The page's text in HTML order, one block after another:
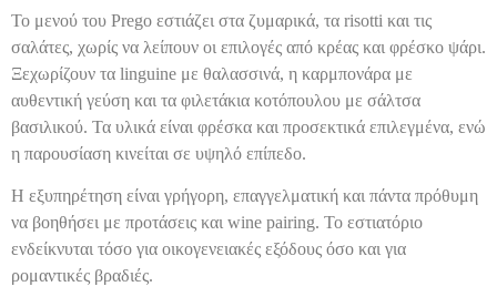
Το μενού του Prego εστιάζει στα ζυμαρικά, τα risotti και τις
σαλάτες, χωρίς να λείπουν οι επιλογές από κρέας και φρέσκο ψάρι.
Ξεχωρίζουν τα linguine με θαλασσινά, η καρμπονάρα με
αυθεντική γεύση και τα φιλετάκια κοτόπουλου με σάλτσα
βασιλικού. Τα υλικά είναι φρέσκα και προσεκτικά επιλεγμένα, ενώ
η παρουσίαση κινείται σε υψηλό επίπεδο.
Η εξυπηρέτηση είναι γρήγορη, επαγγελματική και πάντα πρόθυμη
να βοηθήσει με προτάσεις και wine pairing. Το εστιατόριο
ενδείκνυται τόσο για οικογενειακές εξόδους όσο και για
ρομαντικές βραδιές.